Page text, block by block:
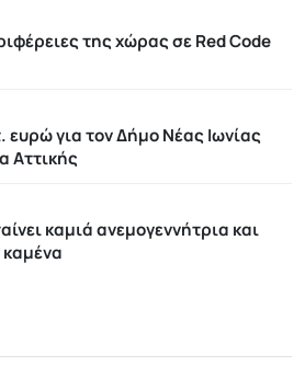
της χώρας σε Red Code
ευρώ για τον Δήμο Νέας Ιωνίας
Αττικής
καμιά ανεμογεννήτρια και